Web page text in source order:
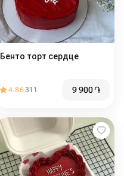
Бенто торт сердце
4.86311 9 900֏